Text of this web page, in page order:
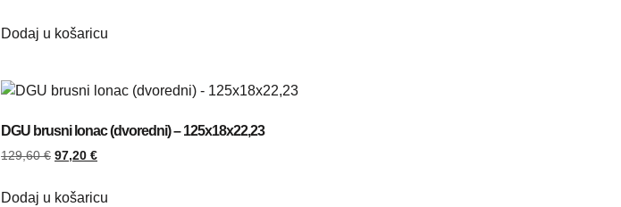
Dodaj u košaricu
DGU brusni lonac (dvoredni) – 125x18x22,23
129,60€ 97,20 €
Dodaj u košaricu